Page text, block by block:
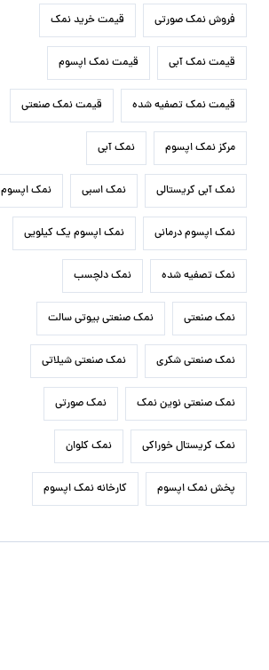
فروش نمک صورتی قیمت خرید نمک
قیمت نمک آبی قیمت نمک اپسوم
قیمت نمک تصفیه شده قیمت نمک صنعتی
مرکز نمک اپسوم نمک آبی
نمک آبی کریستالی نمک اسبی نمک اپسوم
نمک اپسوم درمانی نمک اپسوم یک کیلویی
نمک تصفیه شده نمک دلچسب
نمک صنعتی نمک صنعتی بیوتی سالت
نمک صنعتی شکری نمک صنعتی شیلاتی
نمک صنعتی نوین نمک نمک صورتی
نمک کریستال خوراکی نمک کلوان
پخش نمک اپسوم کارخانه نمک اپسوم